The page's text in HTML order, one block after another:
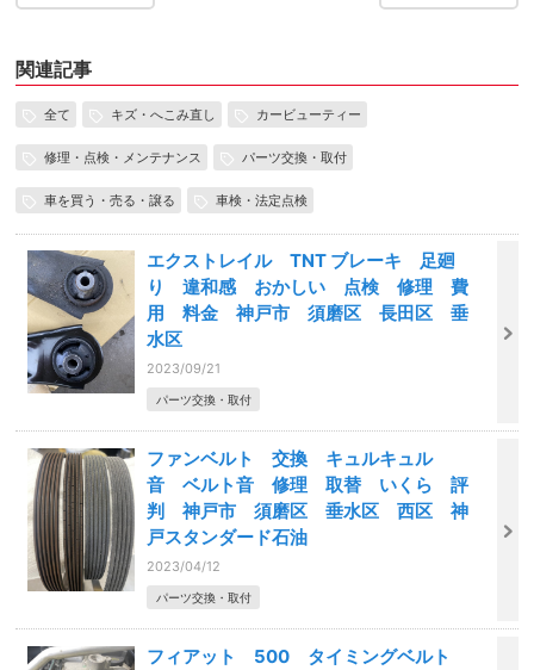
関連記事
全て キズ・へこみ直し カービューティー
修理・点検・メンテナンス パーツ交換・取付
車を買う・売る・譲る 車検・法定点検
エクストレイル TNT ブレーキ 足廻
り 違和感 おかしい 点検 修理 費
用 料金 神戸市 須磨区 長田区 垂
水区
2023/09/21
パーツ交換・取付
ファンベルト 交換 キュルキュル
音 ベルト音 修理 取替 いくら 評
判 神戸市 須磨区 垂水区 西区 神
戸スタンダード石油
2023/04/12
パーツ交換・取付
フィアット 500 タイミングベルト